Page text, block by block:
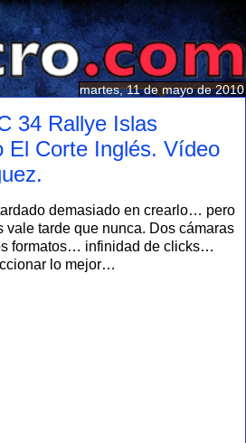
martes, 11 de mayo de 2010
34 Rallye Islas
El Corte Inglés. Vídeo
demasiado en crearlo… pero
vale tarde que nunca. Dos cámaras
formatos… infinidad de clicks…
lo mejor…